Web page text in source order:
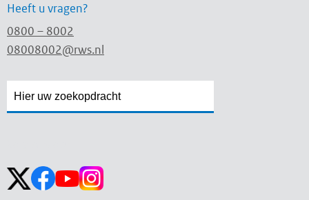
Heeft u vragen?
0800 – 8002
08008002@rws.nl